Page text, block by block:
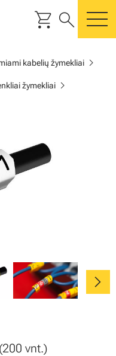
shopping_cart search
kabelių žymekliaichevron_right
žymekliaichevron_right
chevron_right
vnt.)